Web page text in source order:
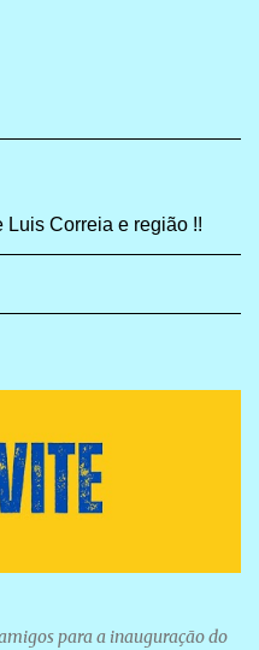
Correia e região !!
para a inauguração do